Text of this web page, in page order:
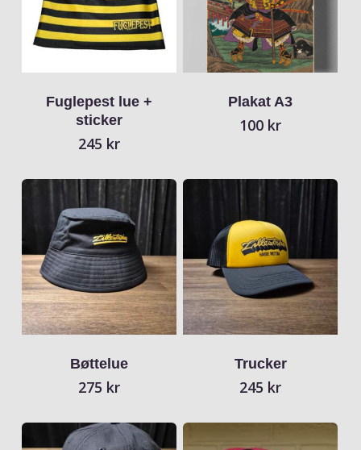
Fuglepest lue +
sticker
245 kr
Plakat A3
100 kr
Bøttelue
275 kr
Trucker
245 kr